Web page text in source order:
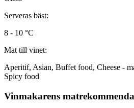
Serveras bäst:
8 - 10 °C
Mat till vinet:
Aperitif, Asian, Buffet food, Cheese -
Spicy food
Vinmakarens